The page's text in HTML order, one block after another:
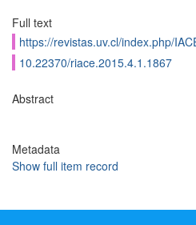
Full text
https://revistas.uv.cl/index.php/
10.22370/riace.2015.4.1.1867
Abstract
Metadata
Show full item record